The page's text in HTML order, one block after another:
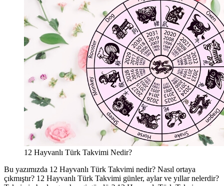
12 Hayvanlı Türk Takvimi Nedir?
Bu yazımızda 12 Hayvanlı Türk Takvimi nedir? Nasıl ortaya
çıkmıştır? 12 Hayvanlı Türk Takvimi günler, aylar ve yıllar nelerdir?